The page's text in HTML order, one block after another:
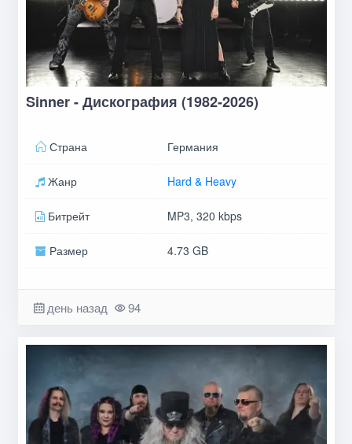
Sinner - Дискография (1982-2026)
Страна Германия
Жанр Hard & Heavy
Битрейт MP3, 320 kbps
Размер 4.73 GB
день назад 94